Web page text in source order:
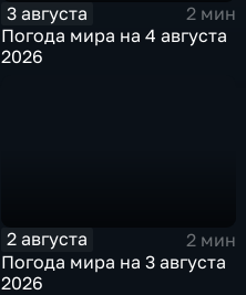
3 августа
2 мин
Погода мира на 4 августа
2026
2 августа
2 мин
Погода мира на 3 августа
2026